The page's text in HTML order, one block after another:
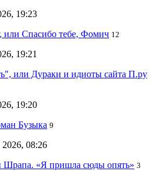
19:23
или Спасибо тебе, Фомич 12
19:21
или Дураки и идиоты сайта П.ру
19:20
Бузыка 9
2026, 08:26
Шрапа. «Я пришла сюды опять» 3